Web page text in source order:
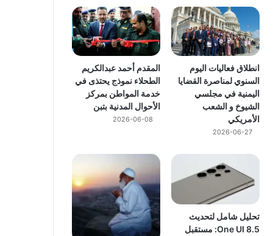
انطلاق فعاليات اليوم
السنوي لمناصرة القضايا
اليمنية في مجلسي
الشيوخ و الشعب
الأمريكي
2026-06-27
المقدم أحمد عبدالكريم
الطحلاء نموذج يحتذى في
خدمة المواطن بمركز
الأحوال المدنية بتبن
2026-06-08
تحليل شامل لتحديث
One UI 8.5: مستقبل